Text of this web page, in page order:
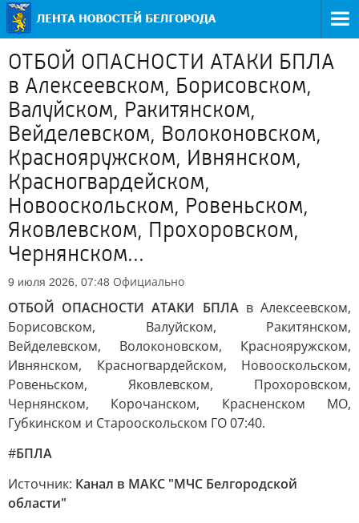
ОТБОЙ ОПАСНОСТИ АТАКИ БПЛА
в Алексеевском, Борисовском,
Валуйском, Ракитянском,
Вейделевском, Волоконовском,
Краснояружском, Ивнянском,
Красногвардейском,
Новооскольском, Ровеньском,
Яковлевском, Прохоровском,
Чернянском...
9 июля 2026, 07:48 Официально
ОТБОЙ ОПАСНОСТИ АТАКИ БПЛАв Алексеевском,
Борисовском, Валуйском, Ракитянском,
Вейделевском, Волоконовском, Краснояружском,
Ивнянском, Красногвардейском, Новооскольском,
Ровеньском, Яковлевском, Прохоровском,
Чернянском, Корочанском, Красненском МО,
Губкинском и Старооскольском ГО 07:40.
#БПЛА
Источник: Канал в МАКС "МЧС Белгородской
области"